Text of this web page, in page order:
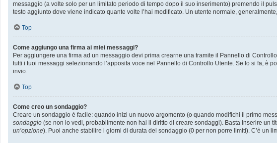
messaggio (a volte solo per un limitato periodo di tempo dopo il suo inserimento) premendo il
testo aggiunto dove viene indicato quante volte l’hai modificato. Un utente normale,
Top
Come aggiungo una firma ai miei messaggi?
Per aggiungere una firma ad un messaggio devi prima crearne una tramite il Pannello di
tutti i tuoi messaggi selezionando l’apposita voce nel Pannello di Controllo Utente. Se lo si fa,
invio.
Top
Come creo un sondaggio?
Creare un sondaggio è facile: quando inizi un nuovo argomento (o quando modifichi il primo
sondaggio (se non lo vedi, probabilmente non hai il diritto di creare sondaggi). Basta inserire un
un’opzione). Puoi anche stabilire i giorni di durata del sondaggio (0 per non porre limiti). C’è un